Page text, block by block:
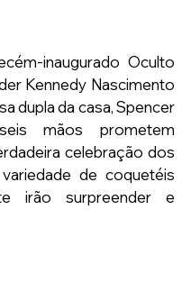
inaugurado Oculto
Kennedy Nascimento
dupla da casa, Spencer
mãos prometem
celebração dos
de coquetéis
irão surpreender e